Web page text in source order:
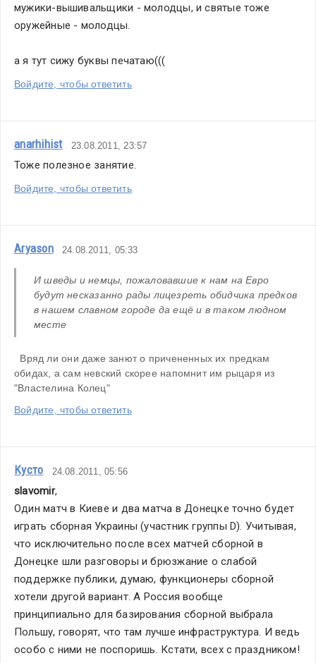
мужики-вышивальщики - молодцы, и святые тоже
оружейные - молодцы.
а я тут сижу буквы печатаю(((
Войдите, чтобы ответить
anarhihist 23.08.2011, 23:57
Тоже полезное занятие.
Войдите, чтобы ответить
Aryason 24.08.2011, 05:33
И шведы и немцы, пожаловавшие к нам на Евро
будут несказанно рады лицезреть обидчика предков
в нашем славном городе да ещё и в таком людном
месте
Вряд ли они даже занют о причененных их предкам
обидах, а сам невский скорее напомнит им рыцаря из
"Властелина Колец"
Войдите, чтобы ответить
Кусто 24.08.2011, 05:56
slavomir,
Один матч в Киеве и два матча в Донецке точно будет
играть сборная Украины (участник группы D). Учитывая,
что исключительно после всех матчей сборной в
Донецке шли разговоры и брюзжание о слабой
поддержке публики, думаю, функционеры сборной
хотели другой вариант. А Россия вообще
принципиально для базирования сборной выбрала
Польшу, говорят, что там лучше инфраструктура. И ведь
особо с ними не поспоришь. Кстати, всех с праздником!